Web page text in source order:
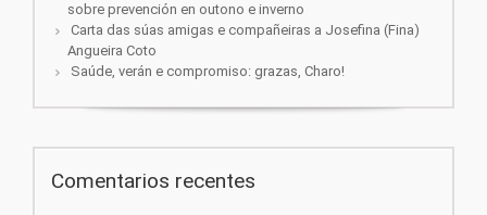
sobre prevención en outono e inverno
Carta das súas amigas e compañeiras a Josefina (Fina)
Angueira Coto
Saúde, verán e compromiso: grazas, Charo!
Comentarios recentes